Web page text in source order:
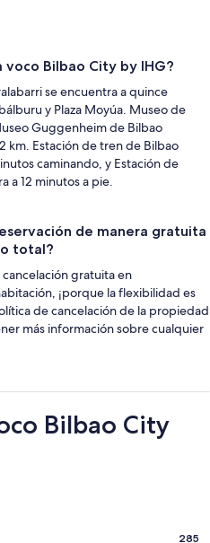
voco Bilbao City by IHG?
se encuentra a quince
y Plaza Moyúa. Museo de
Guggenheim de Bilbao
km. Estación de tren de Bilbao
caminando, y Estación de
a 12 minutos a pie.
de manera gratuita
total?
gratuita en
¡porque la flexibilidad es
de cancelación de la propiedad
más información sobre cualquier
Bilbao City
285